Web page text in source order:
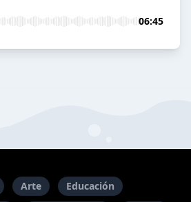
06:45
Arte
Educación